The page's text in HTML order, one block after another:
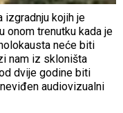
izgradnju kojih je
onom trenutku kada je
neće biti
nam iz skloništa
dvije godine biti
audiovizualni